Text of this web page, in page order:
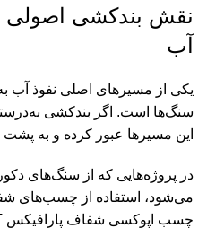
نقش بندکشی اصولی
آب
یکی از مسیرهای اصلی نفوذ آب
سنگ‌ها است. اگر بندکشی
این مسیرها عبور کرده و به
در پروژه‌هایی که از سنگ‌های
می‌شود، استفاده از چسب‌های